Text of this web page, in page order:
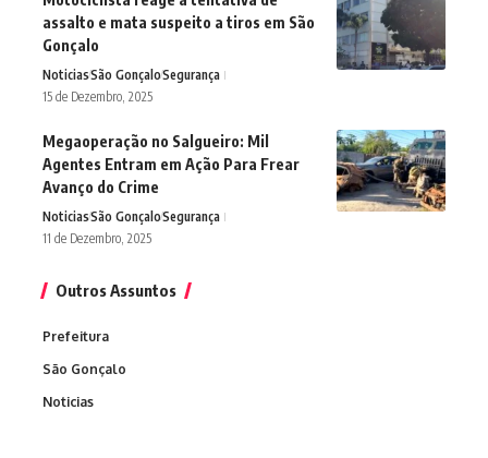
assalto e mata suspeito a tiros em São
Gonçalo
NoticiasSão GonçaloSegurança
15 de Dezembro, 2025
Megaoperação no Salgueiro: Mil
Agentes Entram em Ação Para Frear
Avanço do Crime
NoticiasSão GonçaloSegurança
11 de Dezembro, 2025
Outros Assuntos
Prefeitura
São Gonçalo
Noticias